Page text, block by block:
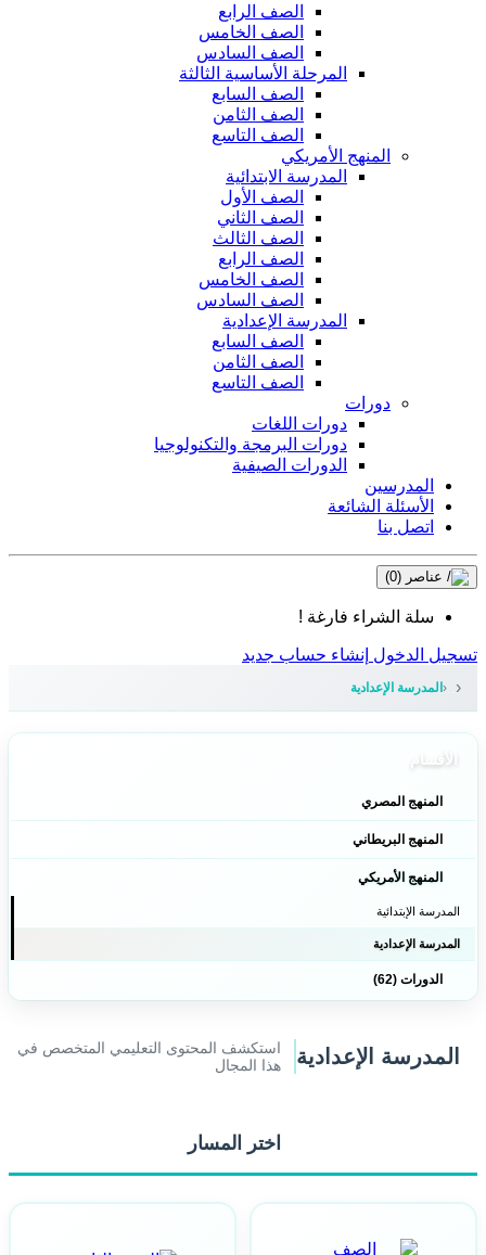
الصف الرابع
الصف الخامس
الصف السادس
المرحلة الأساسية الثالثة
الصف السابع
الصف الثامن
الصف التاسع
المنهج الأمريكي
المدرسة الابتدائية
الصف الأول
الصف الثاني
الصف الثالث
الصف الرابع
الصف الخامس
الصف السادس
المدرسة الإعدادية
الصف السابع
الصف الثامن
الصف التاسع
دورات
دورات اللغات
دورات البرمجة والتكنولوجيا
الدورات الصيفية
المدرسين
الأسئلة الشائعة
اتصل بنا
عناصر (0)
سلة الشراء فارغة !
تسجيل الدخول إنشاء حساب جديد
المدرسة الإعدادية
الأقسام
المنهج المصري
المنهج البريطاني
المنهج الأمريكي
المدرسة الإبتدائية
المدرسة الإعدادية
الدورات (62)
المدرسة الإعدادية
استكشف المحتوى التعليمي المتخصص في
هذا المجال
اختر المسار